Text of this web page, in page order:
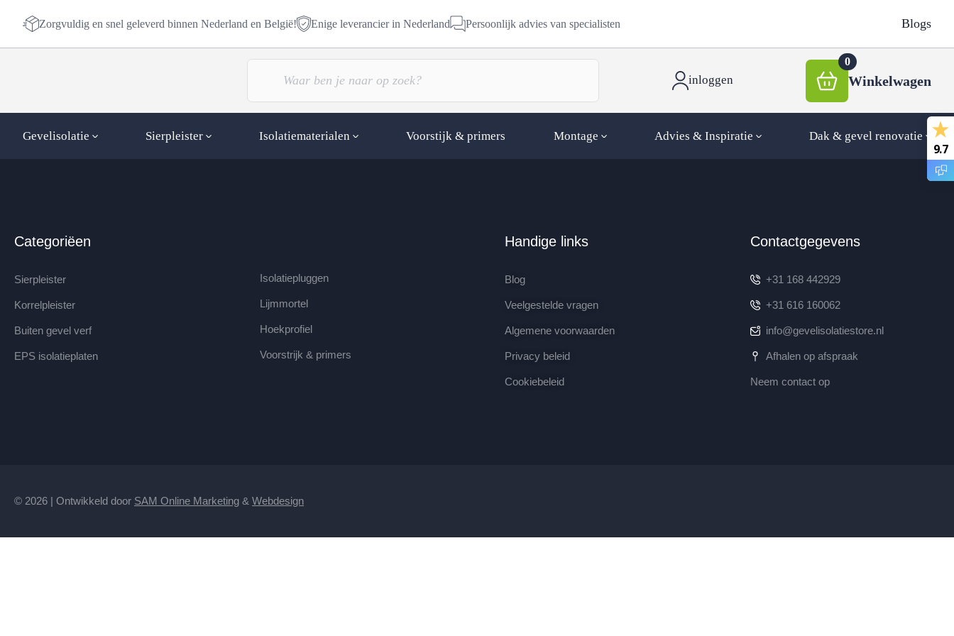
Zorgvuldig en snel geleverd binnen Nederland en België! Enige leverancier in Nederland Persoonlijk advies van specialisten Blogs
inloggen
0
Winkelwagen
Gevelisolatie Sierpleister Isolatiematerialen Voorstijk & primers Montage Advies & Inspiratie Dak & gevel renovatie
Categoriëen
Sierpleister
Korrelpleister
Buiten gevel verf
EPS isolatieplaten
Isolatiepluggen
Lijmmortel
Hoekprofiel
Voorstrijk & primers
Handige links
Blog
Veelgestelde vragen
Algemene voorwaarden
Privacy beleid
Cookiebeleid
Contactgegevens
+31 168 442929
+31 616 160062
info@gevelisolatiestore.nl
Afhalen op afspraak
Neem contact op
© 2026 | Ontwikkeld door SAM Online Marketing & Webdesign
9.7